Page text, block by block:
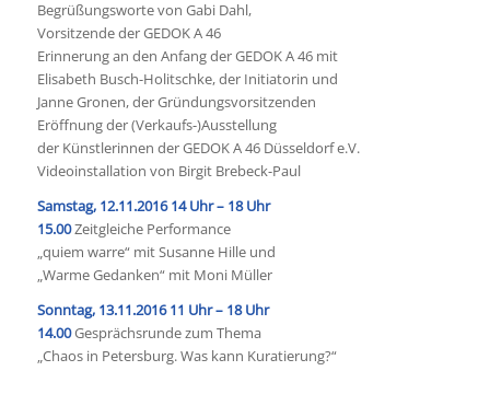
Begrüßungsworte von Gabi Dahl,
Vorsitzende der GEDOK A 46
Erinnerung an den Anfang der GEDOK A 46 mit
Elisabeth Busch-Holitschke, der Initiatorin und
Janne Gronen, der Gründungsvorsitzenden
Eröffnung der (Verkaufs-)Ausstellung
der Künstlerinnen der GEDOK A 46 Düsseldorf e.V.
Videoinstallation von Birgit Brebeck-Paul
Samstag, 12.11.2016 14 Uhr – 18 Uhr
15.00Zeitgleiche Performance
„quiem warre“ mit Susanne Hille und
„Warme Gedanken“ mit Moni Müller
Sonntag, 13.11.2016 11 Uhr – 18 Uhr
14.00Gesprächsrunde zum Thema
„Chaos in Petersburg. Was kann Kuratierung?“